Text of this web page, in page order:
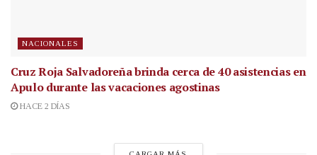
NACIONALES
Cruz Roja Salvadoreña brinda cerca de 40 asistencias en
Apulo durante las vacaciones agostinas
HACE 2 DÍAS